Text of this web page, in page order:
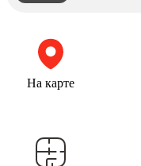
На карте